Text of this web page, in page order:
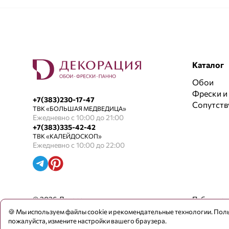
4 800₽ / рул Нужно немного подождать
+7(383)230-17-47
ТВК «БОЛЬШАЯ МЕДВЕДИЦА»
Ежедневно с 10:00 до 21:00
+7(383)335-42-42
ТВК «КАЛЕЙДОСКОП»
Ежедневно с 10:00 до 22:00
Каталог
Обои
Фрески и
© 2026 Декорация
🍪 Мы используем файлы cookie и рекомендательные технологии.
пожалуйста, измените настройки вашего браузера.